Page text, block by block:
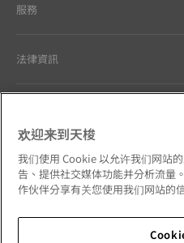
服務
法律資訊
我們的品牌承諾
欢迎来到天梭
我们使用 Cookie 以允许我们网站
告、提供社交媒体功能并分析流量
作伙伴分享有关您使用我们网站的